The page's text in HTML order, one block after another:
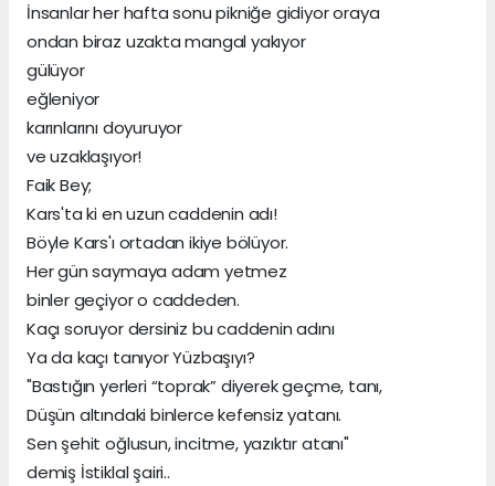
İnsanlar her hafta sonu pikniğe gidiyor oraya
ondan biraz uzakta mangal yakıyor
gülüyor
eğleniyor
karınlarını doyuruyor
ve uzaklaşıyor!
Faik Bey;
Kars'ta ki en uzun caddenin adı!
Böyle Kars'ı ortadan ikiye bölüyor.
Her gün saymaya adam yetmez
binler geçiyor o caddeden.
Kaçı soruyor dersiniz bu caddenin adını
Ya da kaçı tanıyor Yüzbaşıyı?
"Bastığın yerleri “toprak” diyerek geçme, tanı,
Düşün altındaki binlerce kefensiz yatanı.
Sen şehit oğlusun, incitme, yazıktır atanı"
demiş İstiklal şairi..